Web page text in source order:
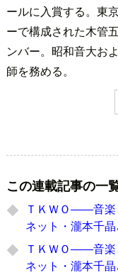
ールに入賞する。東
ーで構成された木管
ンバー。昭和音大お
師を務める。
この連載記事の一
ＴＫＷＯ――音楽
ネット・瀧本千
ＴＫＷＯ――音楽
ネット・瀧本千